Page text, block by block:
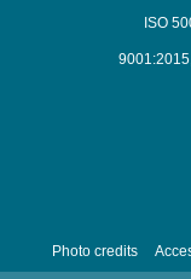
ISO
9001:2015
Photo credits